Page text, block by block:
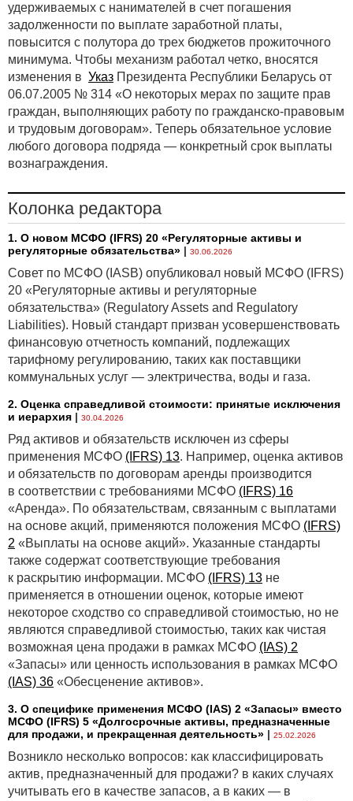
удерживаемых с нанимателей в счет погашения
задолженности по выплате заработной платы,
повысится с полутора до трех бюджетов прожиточного
минимума. Чтобы механизм работал четко, вносятся
изменения в Указ Президента Республики Беларусь от
06.07.2005 № 314 «О некоторых мерах по защите прав
граждан, выполняющих работу по гражданско-правовым
и трудовым договорам». Теперь обязательное условие
любого договора подряда — конкретный срок выплаты
вознаграждения.
Колонка редактора
1. О новом МСФО (IFRS) 20 «Регуляторные активы и
регуляторные обязательства» | 30.06.2026
Совет по МСФО (IASB) опубликовал новый МСФО (IFRS)
20 «Регуляторные активы и регуляторные
обязательства» (Regulatory Assets and Regulatory
Liabilities). Новый стандарт призван усовершенствовать
финансовую отчетность компаний, подлежащих
тарифному регулированию, таких как поставщики
коммунальных услуг — электричества, воды и газа.
2. Оценка справедливой стоимости: принятые исключения
и иерархия | 30.04.2026
Ряд активов и обязательств исключен из сферы
применения МСФО (IFRS) 13. Например, оценка активов
и обязательств по договорам аренды производится
в соответствии с требованиями МСФО (IFRS) 16
«Аренда». По обязательствам, связанным с выплатами
на основе акций, применяются положения МСФО (IFRS)
2 «Выплаты на основе акций». Указанные стандарты
также содержат соответствующие требования
к раскрытию информации. МСФО (IFRS) 13 не
применяется в отношении оценок, которые имеют
некоторое сходство со справедливой стоимостью, но не
являются справедливой стоимостью, таких как чистая
возможная цена продажи в рамках МСФО (IAS) 2
«Запасы» или ценность использования в рамках МСФО
(IAS) 36 «Обесценение активов».
3. О специфике применения МСФО (IАS) 2 «Запасы» вместо
МСФО (IFRS) 5 «Долгосрочные активы, предназначенные
для продажи, и прекращенная деятельность» | 25.02.2026
Возникло несколько вопросов: как классифицировать
актив, предназначенный для продажи? в каких случаях
учитывать его в качестве запасов, а в каких — в